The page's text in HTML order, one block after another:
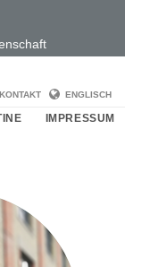
KONTAKT ENGLISCH
IMPRESSUM